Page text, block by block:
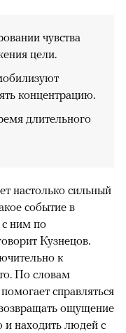
чувства
цели.
концентрацию.
длительного
настолько сильный
событие в
ним по
Кузнецов.
к
По словам
справляться
ощущение
и находить людей с